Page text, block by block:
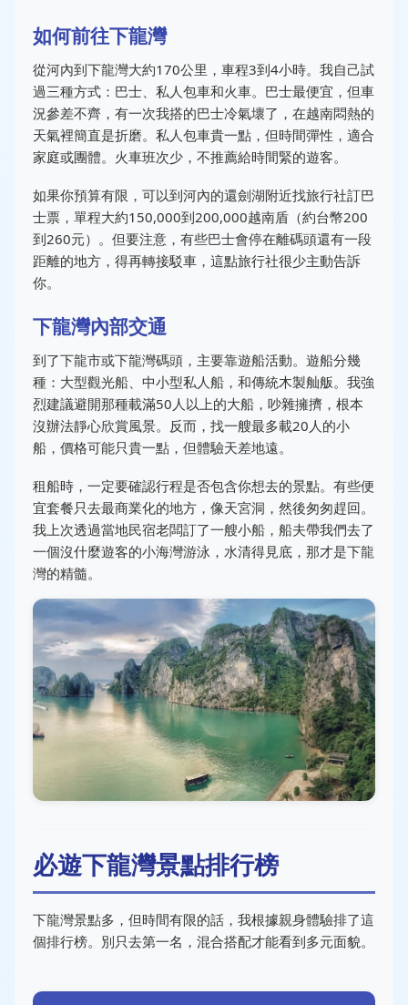
如何前往下龍灣
從河內到下龍灣大約170公里，車程3到4小時。我自己試
過三種方式：巴士、私人包車和火車。巴士最便宜，但車
況參差不齊，有一次我搭的巴士冷氣壞了，在越南悶熱的
天氣裡簡直是折磨。私人包車貴一點，但時間彈性，適合
家庭或團體。火車班次少，不推薦給時間緊的遊客。
如果你預算有限，可以到河內的還劍湖附近找旅行社訂巴
士票，單程大約150,000到200,000越南盾（約台幣200
到260元）。但要注意，有些巴士會停在離碼頭還有一段
距離的地方，得再轉接駁車，這點旅行社很少主動告訴
你。
下龍灣內部交通
到了下龍市或下龍灣碼頭，主要靠遊船活動。遊船分幾
種：大型觀光船、中小型私人船，和傳統木製舢舨。我強
烈建議避開那種載滿50人以上的大船，吵雜擁擠，根本
沒辦法靜心欣賞風景。反而，找一艘最多載20人的小
船，價格可能只貴一點，但體驗天差地遠。
租船時，一定要確認行程是否包含你想去的景點。有些便
宜套餐只去最商業化的地方，像天宮洞，然後匆匆趕回。
我上次透過當地民宿老闆訂了一艘小船，船夫帶我們去了
一個沒什麼遊客的小海灣游泳，水清得見底，那才是下龍
灣的精髓。
必遊下龍灣景點排行榜
下龍灣景點多，但時間有限的話，我根據親身體驗排了這
個排行榜。別只去第一名，混合搭配才能看到多元面貌。